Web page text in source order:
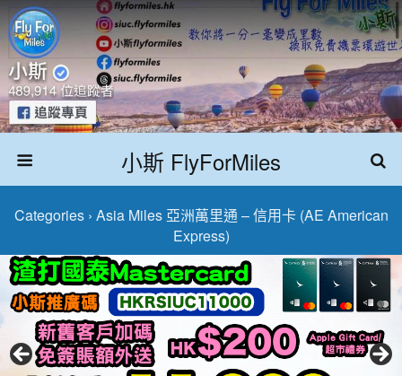
小斯 FlyForMiles
Categories › Asia Miles 亞洲萬里通 – 信用卡 (AE American
Express)